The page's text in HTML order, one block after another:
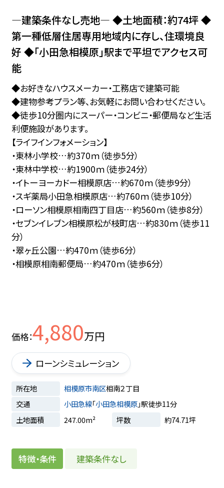
―建築条件なし売地― ◆土地面積：約74坪 ◆
第一種低層住居専用地域内に存し、住環境良
好 ◆「小田急相模原」駅まで平坦でアクセス可
能
◆お好きなハウスメーカー・工務店で建築可能
◆建物参考プラン等、お気軽にお問い合わせください。
◆徒歩10分圏内にスーパー・コンビニ・郵便局など生活
利便施設があります。
【ライフインフォメーション】
・東林小学校…約370ｍ（徒歩5分）
・東林中学校…約1900ｍ（徒歩24分）
・イトーヨーカドー相模原店…約670ｍ（徒歩9分）
・スギ薬局小田急相模原店…約760ｍ（徒歩10分）
・ローソン相模原相南四丁目店…約560ｍ（徒歩8分）
・セブンイレブン相模原松が枝町店…約830ｍ（徒歩11
分）
・翠ヶ丘公園…約470ｍ（徒歩6分）
・相模原相南郵便局…約470ｍ（徒歩6分）
価格 4,880万円
ローンシミュレーション
所在地 相模原市南区相南２丁目
交通
小田急線「小田急相模原」駅徒歩11分
土地面積
247.00m² 坪数 約74.71坪
特徴・条件 建築条件なし